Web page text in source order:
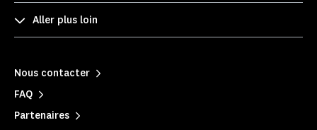
Aller plus loin
Nous contacter
FAQ
Partenaires